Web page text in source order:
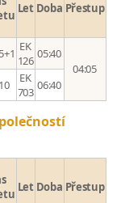
Let Doba Přestup
EK
126 05:40
04:05
EK
703 06:40
Let Doba Přestup